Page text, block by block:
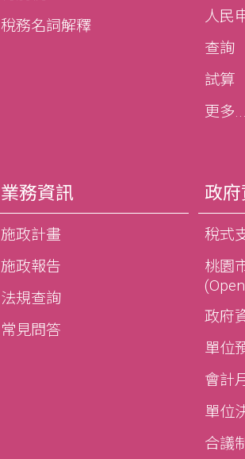
稅務名詞解釋
人民
查詢
試算
更多...
業務資訊
施政計畫
施政報告
法規查詢
常見問答
政
稅式
桃園
政府
單位
會計
單位
合議